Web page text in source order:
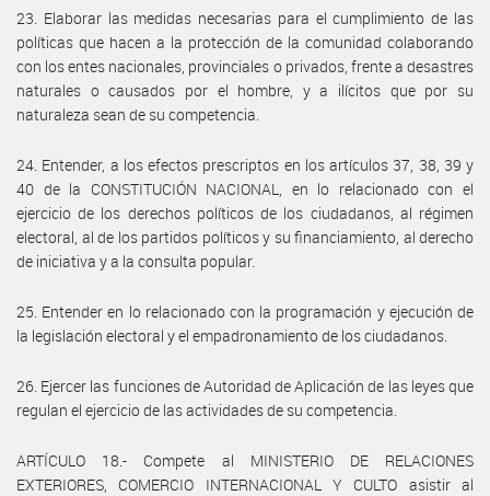
23. Elaborar las medidas necesarias para el cumplimiento de las
políticas que hacen a la protección de la comunidad colaborando
con los entes nacionales, provinciales o privados, frente a desastres
naturales o causados por el hombre, y a ilícitos que por su
naturaleza sean de su competencia.
24. Entender, a los efectos prescriptos en los artículos 37, 38, 39 y
40 de la CONSTITUCIÓN NACIONAL, en lo relacionado con el
ejercicio de los derechos políticos de los ciudadanos, al régimen
electoral, al de los partidos políticos y su financiamiento, al derecho
de iniciativa y a la consulta popular.
25. Entender en lo relacionado con la programación y ejecución de
la legislación electoral y el empadronamiento de los ciudadanos.
26. Ejercer las funciones de Autoridad de Aplicación de las leyes que
regulan el ejercicio de las actividades de su competencia.
ARTÍCULO 18.- Compete al MINISTERIO DE RELACIONES
EXTERIORES, COMERCIO INTERNACIONAL Y CULTO asistir al